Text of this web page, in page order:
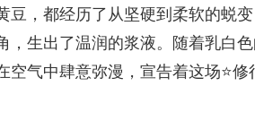
豆，都经历了从坚硬到柔软的蜕
，生出了温润的浆液。随着乳白
空气中肆意弥漫，宣告着这场⭐修